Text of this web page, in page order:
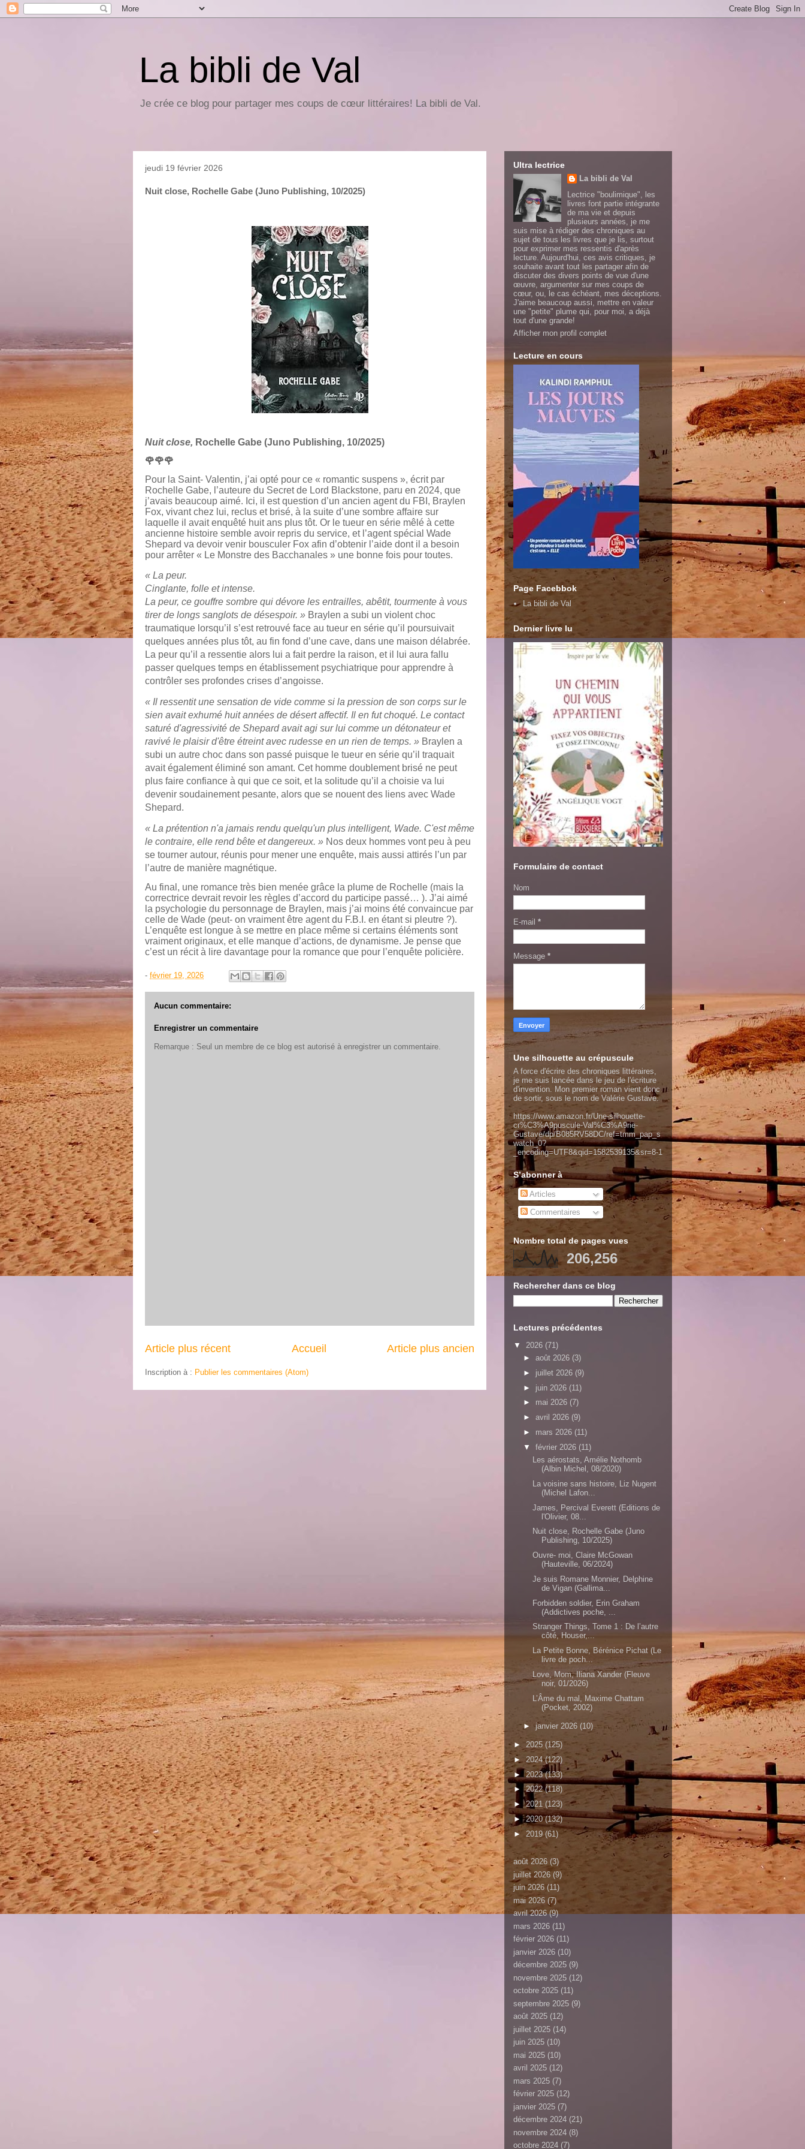
La bibli de Val
Je crée ce blog pour partager mes coups de cœur littéraires! La bibli de Val.
jeudi 19 février 2026
Nuit close, Rochelle Gabe (Juno Publishing, 10/2025)
Nuit close, Rochelle Gabe (Juno Publishing, 10/2025)
🌹🌹🌹
Pour la Saint- Valentin, j’ai opté pour ce « romantic suspens », écrit par
Rochelle Gabe, l’auteure du Secret de Lord Blackstone, paru en 2024, que
j’avais beaucoup aimé. Ici, il est question d’un ancien agent du FBI, Braylen
Fox, vivant chez lui, reclus et brisé, à la suite d’une sombre affaire sur
laquelle il avait enquêté huit ans plus tôt. Or le tueur en série mêlé à cette
ancienne histoire semble avoir repris du service, et l’agent spécial Wade
Shepard va devoir venir bousculer Fox afin d’obtenir l’aide dont il a besoin
pour arrêter « Le Monstre des Bacchanales » une bonne fois pour toutes.
« La peur.
Cinglante, folle et intense.
La peur, ce gouffre sombre qui dévore les entrailles, abêtit, tourmente à vous
tirer de longs sanglots de désespoir. » Braylen a subi un violent choc
traumatique lorsqu’il s’est retrouvé face au tueur en série qu’il poursuivait
quelques années plus tôt, au fin fond d’une cave, dans une maison délabrée.
La peur qu’il a ressentie alors lui a fait perdre la raison, et il lui aura fallu
passer quelques temps en établissement psychiatrique pour apprendre à
contrôler ses profondes crises d’angoisse.
« Il ressentit une sensation de vide comme si la pression de son corps sur le
sien avait exhumé huit années de désert affectif. Il en fut choqué. Le contact
saturé d'agressivité de Shepard avait agi sur lui comme un détonateur et
ravivé le plaisir d'être étreint avec rudesse en un rien de temps. » Braylen a
subi un autre choc dans son passé puisque le tueur en série qu’il traquait
avait également éliminé son amant. Cet homme doublement brisé ne peut
plus faire confiance à qui que ce soit, et la solitude qu’il a choisie va lui
devenir soudainement pesante, alors que se nouent des liens avec Wade
Shepard.
« La prétention n'a jamais rendu quelqu'un plus intelligent, Wade. C'est même
le contraire, elle rend bête et dangereux. » Nos deux hommes vont peu à peu
se tourner autour, réunis pour mener une enquête, mais aussi attirés l’un par
l’autre de manière magnétique.
Au final, une romance très bien menée grâce la plume de Rochelle (mais la
correctrice devrait revoir les règles d’accord du participe passé… ). J’ai aimé
la psychologie du personnage de Braylen, mais j’ai moins été convaincue par
celle de Wade (peut- on vraiment être agent du F.B.I. en étant si pleutre ?).
L’enquête est longue à se mettre en place même si certains éléments sont
vraiment originaux, et elle manque d’actions, de dynamisme. Je pense que
c’est un récit à lire davantage pour la romance que pour l’enquête policière.
- février 19, 2026
Aucun commentaire:
Enregistrer un commentaire
Remarque : Seul un membre de ce blog est autorisé à enregistrer un commentaire.
Article plus récent Article plus ancien
Accueil
Inscription à : Publier les commentaires (Atom)
Ultra lectrice
La bibli de Val
Lectrice "boulimique", les
livres font partie intégrante
de ma vie et depuis
plusieurs années, je me
suis mise à rédiger des chroniques au
sujet de tous les livres que je lis, surtout
pour exprimer mes ressentis d'après
lecture. Aujourd'hui, ces avis critiques, je
souhaite avant tout les partager afin de
discuter des divers points de vue d'une
œuvre, argumenter sur mes coups de
cœur, ou, le cas échéant, mes déceptions.
J'aime beaucoup aussi, mettre en valeur
une "petite" plume qui, pour moi, a déjà
tout d'une grande!
Afficher mon profil complet
Lecture en cours
Page Facebbok
La bibli de Val
Dernier livre lu
Formulaire de contact
Nom
E-mail *
Message *
Une silhouette au crépuscule
A force d'écrire des chroniques littéraires,
je me suis lancée dans le jeu de l'écriture
d'invention. Mon premier roman vient donc
de sortir, sous le nom de Valérie Gustave.
https://www.amazon.fr/Une-silhouette-
cr%C3%A9puscule-Val%C3%A9rie-
Gustave/dp/B085RV58DC/ref=tmm_pap_s
watch_0?
_encoding=UTF8&qid=1582539135&sr=8-1
S’abonner à
Articles
Commentaires
Nombre total de pages vues
206,256
Rechercher dans ce blog
Lectures précédentes
▼ 2026 (71)
► août 2026 (3)
► juillet 2026 (9)
► juin 2026 (11)
► mai 2026 (7)
► avril 2026 (9)
► mars 2026 (11)
▼ février 2026 (11)
Les aérostats, Amélie Nothomb
(Albin Michel, 08/2020)
La voisine sans histoire, Liz Nugent
(Michel Lafon...
James, Percival Everett (Editions de
l'Olivier, 08...
Nuit close, Rochelle Gabe (Juno
Publishing, 10/2025)
Ouvre- moi, Claire McGowan
(Hauteville, 06/2024)
Je suis Romane Monnier, Delphine
de Vigan (Gallima...
Forbidden soldier, Erin Graham
(Addictives poche, ...
Stranger Things, Tome 1 : De l’autre
côté, Houser,...
La Petite Bonne, Bérénice Pichat (Le
livre de poch...
Love, Mom, Iliana Xander (Fleuve
noir, 01/2026)
L’Âme du mal, Maxime Chattam
(Pocket, 2002)
►janvier 2026 (10)
► 2025 (125)
► 2024(122)
►2023(133)
►2022(118)
►2021 (123)
►2020(132)
► 2019(61)
août 2026 (3)
juillet 2026 (9)
juin 2026 (11)
mai 2026 (7)
avril 2026(9)
mars 2026 (11)
février 2026 (11)
janvier 2026 (10)
décembre 2025 (9)
novembre 2025 (12)
octobre 2025 (11)
septembre 2025 (9)
août 2025 (12)
juillet 2025 (14)
juin 2025 (10)
mai 2025 (10)
avril 2025 (12)
mars 2025 (7)
février 2025 (12)
janvier 2025 (7)
décembre 2024 (21)
novembre 2024 (8)
octobre 2024 (7)